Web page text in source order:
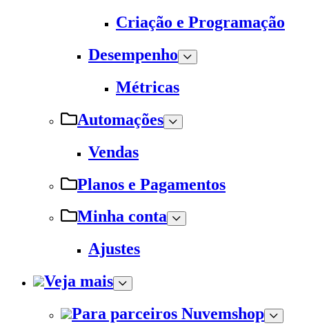
Criação e Programação
Desempenho
Métricas
Automações
Vendas
Planos e Pagamentos
Minha conta
Ajustes
Veja mais
Para parceiros Nuvemshop